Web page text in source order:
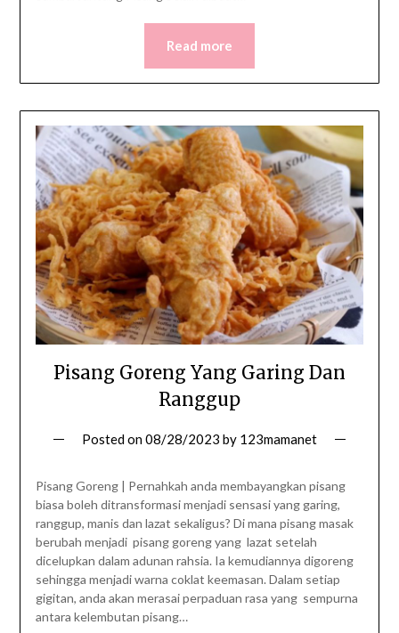
Read more
Pisang Goreng Yang Garing Dan
Ranggup
Posted on08/28/2023 by 123mamanet
Pisang Goreng | Pernahkah anda membayangkan pisang
biasa boleh ditransformasi menjadi sensasi yang garing,
ranggup, manis dan lazat sekaligus? Di mana pisang masak
berubah menjadi pisang goreng yang lazat setelah
dicelupkan dalam adunan rahsia. Ia kemudiannya digoreng
sehingga menjadi warna coklat keemasan. Dalam setiap
gigitan, anda akan merasai perpaduan rasa yang sempurna
antara kelembutan pisang…